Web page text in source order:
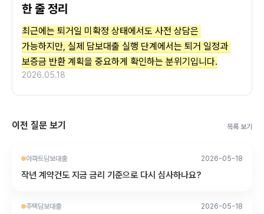
한 줄 정리
최근에는 퇴거일 미확정 상태에서도 사전 상담은
가능하지만, 실제 담보대출 실행 단계에서는 퇴거 일정과
보증금 반환 계획을 중요하게 확인하는 분위기입니다.
2026.05.18
이전 질문 보기 목록 보기
아파트담보대출 2026-05-18
작년 계약건도 지금 금리 기준으로 다시 심사하나요?
주택담보대출 2026-05-18